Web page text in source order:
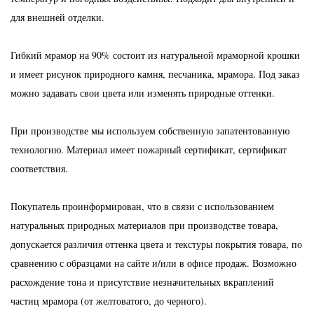
для внешней отделки.
Гибкий мрамор на 90% состоит из натуральной мраморной крошки
и имеет рисунок природного камня, песчаника, мрамора. Под заказ
можно задавать свои цвета или изменять природные оттенки.
При производстве мы используем собственную запатентованную
технологию. Материал имеет пожарный сертификат, сертификат
соответствия.
Покупатель проинформирован, что в связи с использованием
натуральных природных материалов при производстве товара,
допускается различия оттенка цвета и текстуры покрытия товара, по
сравнению с образцами на сайте и/или в офисе продаж. Возможно
расхождение тона и присутствие незначительных вкраплений
частиц мрамора (от желтоватого, до черного).